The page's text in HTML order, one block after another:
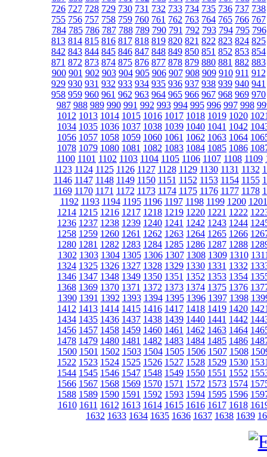
726 727 728 729 730 731 732 733 734 735 736 737 738
755 756 757 758 759 760 761 762 763 764 765 766 767
784 785 786 787 788 789 790 791 792 793 794 795 796
813 814 815 816 817 818 819 820 821 822 823 824 825
842 843 844 845 846 847 848 849 850 851 852 853 854
871 872 873 874 875 876 877 878 879 880 881 882 883
900 901 902 903 904 905 906 907 908 909 910 911 912
929 930 931 932 933 934 935 936 937 938 939 940 941
958 959 960 961 962 963 964 965 966 967 968 969 970
987 988 989 990 991 992 993 994 995 996 997 998
1012 1013 1014 1015 1016 1017 1018 1019 1020
1034 1035 1036 1037 1038 1039 1040 1041 1042
1056 1057 1058 1059 1060 1061 1062 1063 1064
1078 1079 1080 1081 1082 1083 1084 1085 1086
1100 1101 1102 1103 1104 1105 1106 1107 1108 1109
1123 1124 1125 1126 1127 1128 1129 1130 1131 1132
1146 1147 1148 1149 1150 1151 1152 1153 1154 1155
1169 1170 1171 1172 1173 1174 1175 1176 1177 1178
1192 1193 1194 1195 1196 1197 1198 1199 1200 1201
1214 1215 1216 1217 1218 1219 1220 1221 1222
1236 1237 1238 1239 1240 1241 1242 1243 1244
1258 1259 1260 1261 1262 1263 1264 1265 1266
1280 1281 1282 1283 1284 1285 1286 1287 1288
1302 1303 1304 1305 1306 1307 1308 1309 1310
1324 1325 1326 1327 1328 1329 1330 1331 1332
1346 1347 1348 1349 1350 1351 1352 1353 1354
1368 1369 1370 1371 1372 1373 1374 1375 1376
1390 1391 1392 1393 1394 1395 1396 1397 1398
1412 1413 1414 1415 1416 1417 1418 1419 1420
1434 1435 1436 1437 1438 1439 1440 1441 1442
1456 1457 1458 1459 1460 1461 1462 1463 1464
1478 1479 1480 1481 1482 1483 1484 1485 1486
1500 1501 1502 1503 1504 1505 1506 1507 1508
1522 1523 1524 1525 1526 1527 1528 1529 1530
1544 1545 1546 1547 1548 1549 1550 1551 1552
1566 1567 1568 1569 1570 1571 1572 1573 1574
1588 1589 1590 1591 1592 1593 1594 1595 1596
1610 1611 1612 1613 1614 1615 1616 1617 1618
1632 1633 1634 1635 1636 1637 1638 1639